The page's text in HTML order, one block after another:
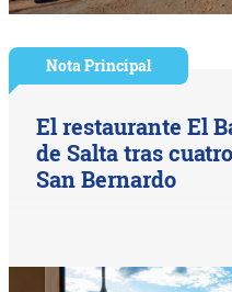
Nota Principal
El restaurante El
de Salta tras
San Bernardo